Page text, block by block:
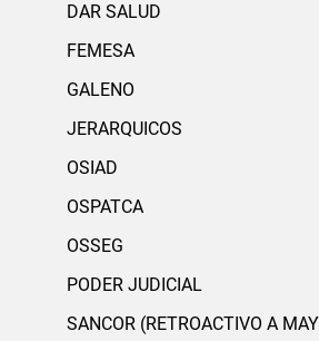
DAR SALUD
FEMESA
GALENO
JERARQUICOS
OSIAD
OSPATCA
OSSEG
PODER JUDICIAL
SANCOR (RETROACTIVO A